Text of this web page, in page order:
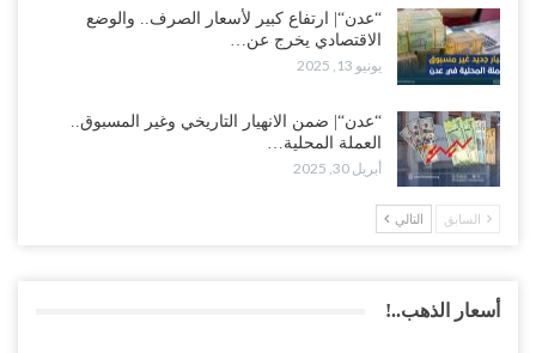
“عدن“| ارتفاع كبير لأسعار الصرف.. والوضع
الاقتصادي يخرج عن…
يونيو 13, 2025
“عدن“| ضمن الانهيار التاريخي وغير المسبوق..
العملة المحلية…
أبريل 30, 2025
السابق التالي
أسعار الذهب..!